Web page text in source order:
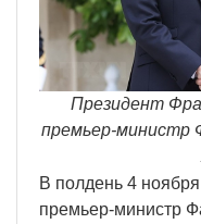
Президент
премьер-министр
В полдень 4
премьер-министр